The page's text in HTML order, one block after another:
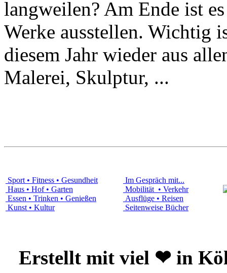
langweilen? Am Ende ist
Werke ausstellen. Wichtig
diesem Jahr wieder aus
Malerei, Skulptur, ...
Sport • Fitness • Gesundheit
Haus • Hof • Garten
Essen • Trinken • Genießen
Kunst • Kultur
Im Gespräch mit...
Mobilität • Verkehr
Ausflüge • Reisen
Seitenweise Bücher
Erstellt mit viel ❤ in